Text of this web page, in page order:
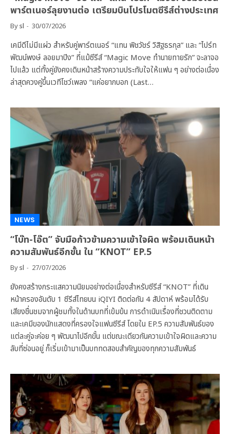
พาร์ตเนอร์ลุยงานต่อ เตรียมบินโปรโมตซีรีส์ต่างประเทศ
Bysl 30/07/2026
เคมีดีไม่มีแผ่ว สำหรับคู่พาร์ตเนอร์ “แทน พิชวัชร์ วิสิฐธรกุล” และ “ไปร์ท
พัฒน์พงษ์ ลอยมาปิง” ที่แม้ซีรีส์ “Magic Move ทำนายทายรัก” จะลาจอ
ไปแล้ว แต่ทั้งคู่ยังคงเดินหน้าสร้างความประทับใจให้แฟน ๆ อย่างต่อเนื่อง
ล่าสุดควงคู่ขึ้นเวทีโชว์เพลง “แค่อยากบอก (Last…
NEWS
“โบ๊ท-โอ๊ต” จับมือก้าวข้ามความเข้าใจผิด พร้อมเดินหน้า
ความสัมพันธ์อีกขั้น ใน “KNOT” EP.5
Bysl 27/07/2026
ยังคงสร้างกระแสความนิยมอย่างต่อเนื่องสำหรับซีรีส์ “KNOT” ที่เดิน
หน้าครองอันดับ 1 ซีรีส์ไทยบน iQIYI ติดต่อกัน 4 สัปดาห์ พร้อมได้รับ
เสียงชื่นชมจากผู้ชมทั้งในด้านบทที่เข้มข้น การดำเนินเรื่องที่ชวนติดตาม
และเคมีของนักแสดงที่ครองใจแฟนซีรีส์ โดยใน EP.5 ความสัมพันธ์ของ
แต่ละคู่จะค่อย ๆ พัฒนาไปอีกขั้น แต่ขณะเดียวกันความเข้าใจผิดและความ
ลับที่ซ่อนอยู่ ก็เริ่มเข้ามาเป็นบททดสอบสำคัญของทุกความสัมพันธ์